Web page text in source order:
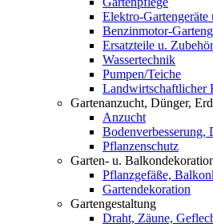
Elektro-Gartengeräte
Benzinmotor-
Ersatzteile u.
Wassertechnik
Pumpen/Teiche
Landwirtschaftlicher
Gartenanzucht, Dünger,
Anzucht
Bodenverbesserung,
Pflanzenschutz
Garten- u.
Pflanzgefäße,
Gartendekoration
Gartengestaltung
Draht, Zäune,